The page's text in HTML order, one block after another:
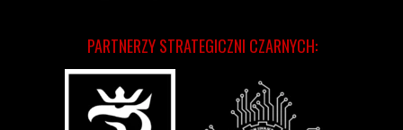
PARTNERZY STRATEGICZNI CZARNYCH: